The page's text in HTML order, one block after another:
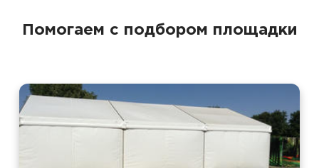
Помогаем с подбором площадки